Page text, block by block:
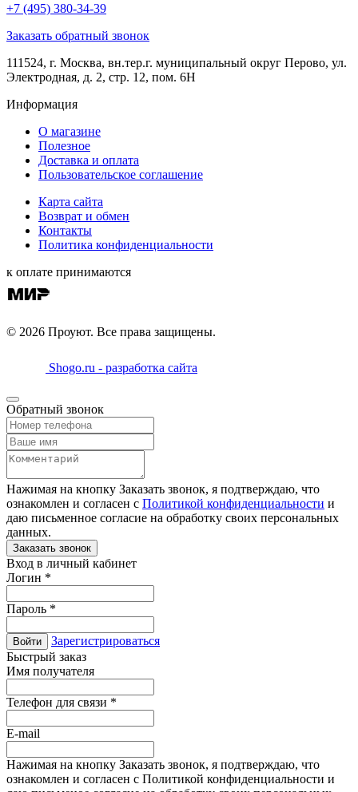
+7 (495) 380-34-39
Заказать обратный звонок
111524, г. Москва, вн.тер.г. муниципальный округ Перово, ул.
Электродная, д. 2, стр. 12, пом. 6Н
Информация
О магазине
Полезное
Доставка и оплата
Пользовательское соглашение
Карта сайта
Возврат и обмен
Контакты
Политика конфиденциальности
к оплате принимаются
© 2026 Проуют. Все права защищены.
Shogo.ru - разработка сайта
Обратный звонок
Нажимая на кнопку Заказать звонок, я подтверждаю, что
ознакомлен и согласен с Политикой конфиденциальности и
даю письменное согласие на обработку своих персональных
данных.
Вход в личный кабинет
Логин *
Пароль *
Войти
Зарегистрироваться
Быстрый заказ
Имя получателя
Телефон для связи *
E-mail
Нажимая на кнопку Заказать звонок, я подтверждаю, что
ознакомлен и согласен с Политикой конфиденциальности и